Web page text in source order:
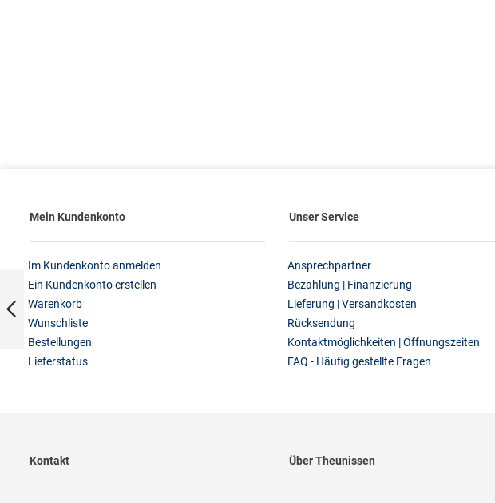
130 mm | 2-seitig
gezahnt
Zurück
Mein Kundenkonto
Im Kundenkonto anmelden
Ein Kundenkonto erstellen
Warenkorb
Wunschliste
Bestellungen
Lieferstatus
Unser Service
Ansprechpartner
Bezahlung | Finanzierung
Lieferung | Versandkosten
Rücksendung
Kontaktmöglichkeiten | Öffnungszeiten
FAQ - Häufig gestellte Fragen
Kontakt Über Theunissen